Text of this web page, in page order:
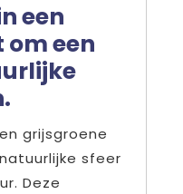
een
een
grijsgroene
sfeer
Deze